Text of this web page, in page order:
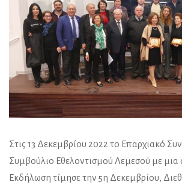
Στις 13 Δεκεμβρίου 2022 το Επαρχιακό
Συμβούλιο Εθελοντισμού Λεμεσού με μια
Εκδήλωση τίμησε την 5η Δεκεμβρίου,